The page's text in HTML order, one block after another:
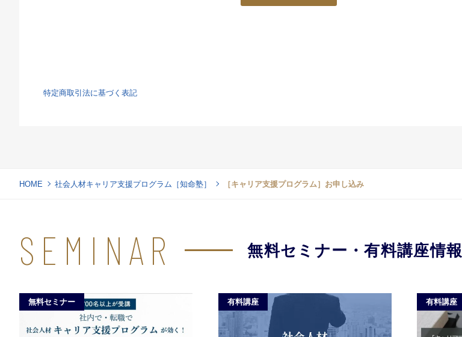
特定商取引法に基づく表記
HOME 社会人材キャリア支援プログラム［知命塾］ ［キャリア支援プログラム］お申し込み
SEMINAR 無料セミナー・有料講座情報
無料セミナー 有料講座 有料講座